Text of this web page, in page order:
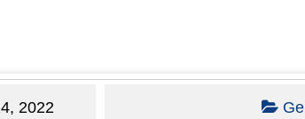
2022